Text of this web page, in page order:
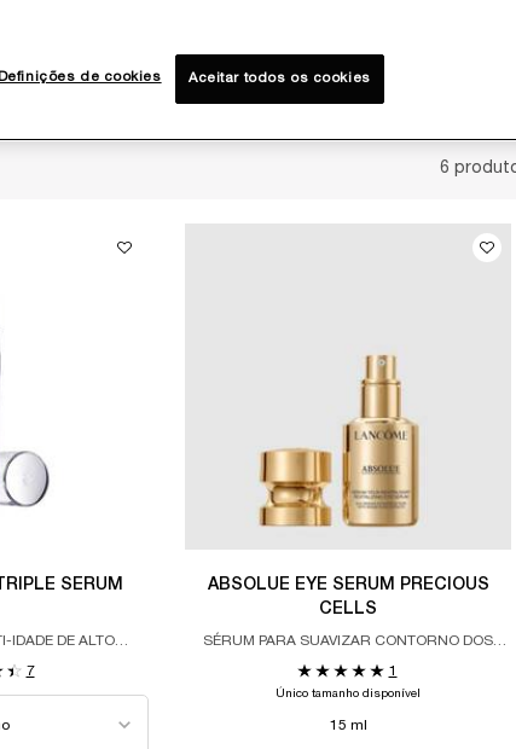
6
SERUM
IDADE DE ALTO
7
ABSOLUE EYE SERUM PRECIOUS
CELLS
SÉRUM PARA SUAVIZAR CONTORNO DOS
1
Único tamanho disponível
15 ml
Definições de cookies Aceitar todos os cookies